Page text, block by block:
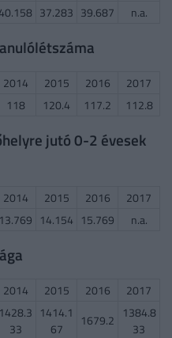
37.283 39.687 n.a.
2014 2015 2016
2017
118 120.4 117.2 112.8
jutó 0-2 évesek
2014 2015 2016
2017
13.769 14.154 15.769 n.a.
2014 2015 2016
2017
1428.3
33
1414.1
67
1679.2
1384.8
33